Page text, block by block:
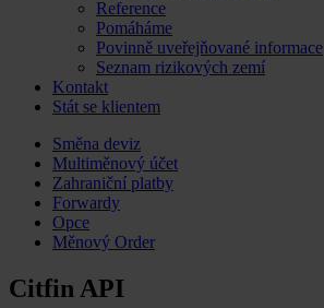
Reference
Pomáháme
Povinně uveřejňované informace
Seznam rizikových zemí
Kontakt
Stát se klientem
Skip
content
Směna deviz
Multiměnový účet
Zahraniční platby
Forwardy
Opce
Měnový Order
Citfin API